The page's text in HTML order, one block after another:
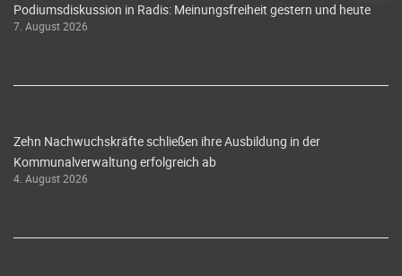
Podiumsdiskussion in Radis: Meinungsfreiheit gestern und heute
7. August 2026
Zehn Nachwuchskräfte schließen ihre Ausbildung in der
Kommunalverwaltung erfolgreich ab
4. August 2026